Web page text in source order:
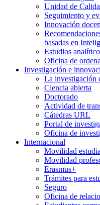
Unidad de
Seguimiento y
Innovación
basadas en
Estudios
Oficina de
Investigación e
La investigación
Ciencia abierta
Doctorado
Actividad de
Cátedras URL
Portal de
Oficina de
Internacional
Movilidad
Movilidad
Erasmus+
Trámites para
Seguro
Oficina de